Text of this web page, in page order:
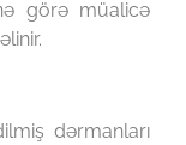
görə müalicə
dərmanları